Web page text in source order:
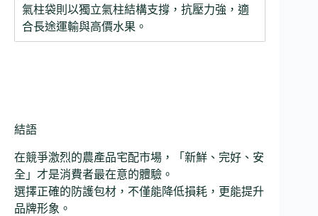
氣柱袋則以獨立氣柱結構支撐，抗壓力強，適
合長途運輸與高價水果。
結語
在競爭激烈的農產品宅配市場，「新鮮、完好、安
全」才是消費者最在意的體驗。
選擇正確的防護包材，不僅能降低損耗，更能提升
品牌形象。